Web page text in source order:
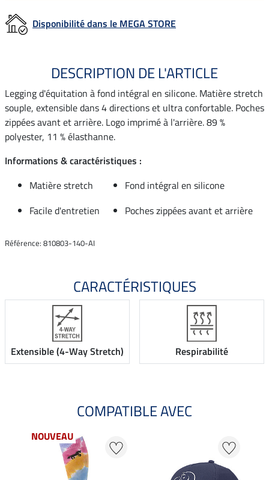
Disponibilité dans le MEGA STORE
DESCRIPTION DE L'ARTICLE
Legging d'équitation à fond intégral en silicone. Matière stretch
souple, extensible dans 4 directions et ultra confortable. Poches
zippées avant et arrière. Logo imprimé à l'arrière. 89 %
polyester, 11 % élasthanne.
Informations & caractéristiques :
Matière stretch
Fond intégral en silicone
Facile d'entretien
Poches zippées avant et arrière
Référence: 810803-140-AI
CARACTÉRISTIQUES
Extensible (4-Way Stretch) Respirabilité
COMPATIBLE AVEC
NOUVEAU